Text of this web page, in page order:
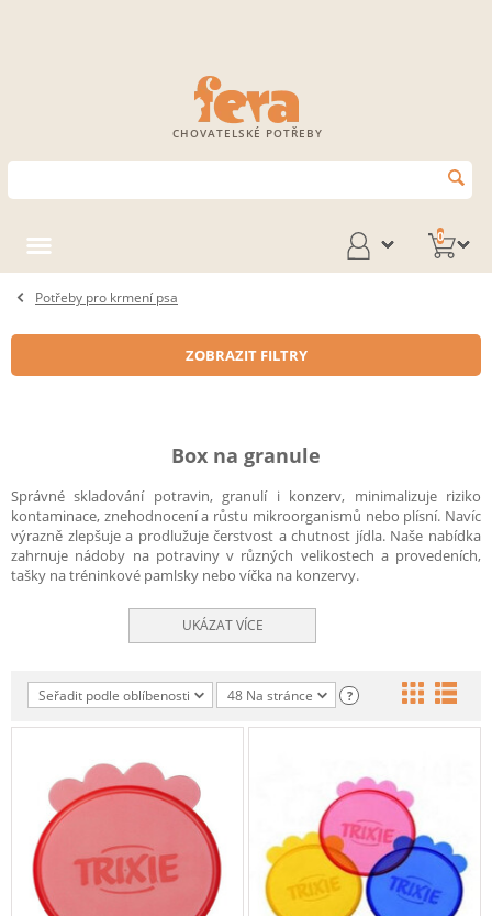
CHOVATELSKÉ POTŘEBY
0
Potřeby pro krmení psa
ZOBRAZIT FILTRY
Box na granule
Správné skladování potravin, granulí i konzerv, minimalizuje riziko
kontaminace, znehodnocení a růstu mikroorganismů nebo plísní. Navíc
výrazně zlepšuje a prodlužuje čerstvost a chutnost jídla. Naše nabídka
zahrnuje nádoby na potraviny v různých velikostech a provedeních,
tašky na tréninkové pamlsky nebo víčka na konzervy.
UKÁZAT VÍCE
Seřadit podle oblíbenosti 48 Na stránce ?